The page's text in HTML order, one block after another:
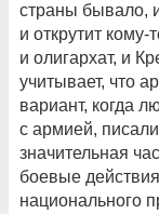
страны бывало,
и открутит
и олигархат, и
учитывает, что
вариант, когда
с армией,
значительная
боевые
национального